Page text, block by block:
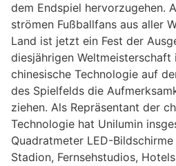
dem Endspiel hervorzugehen.
strömen Fußballfans aus aller
Land ist jetzt ein Fest der
diesjährigen Weltmeisterschaft
chinesische Technologie auf
des Spielfelds die
ziehen. Als Repräsentant der
Technologie hat Unilumin
Quadratmeter LED-
Stadion, Fernsehstudios,